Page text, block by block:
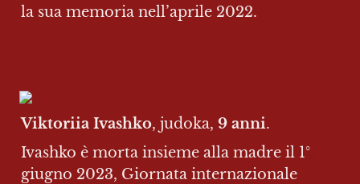
la sua memoria nell’aprile 2022.
Viktoriia Ivashko, judoka, 9 anni.
Ivashko è morta insieme alla madre il 1°
giugno 2023, Giornata internazionale